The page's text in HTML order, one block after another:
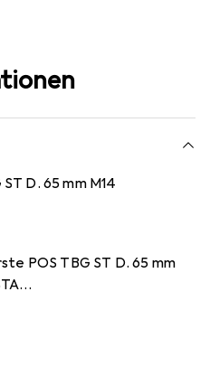
D. 65 mm M14
POS TBG ST D. 65 mm